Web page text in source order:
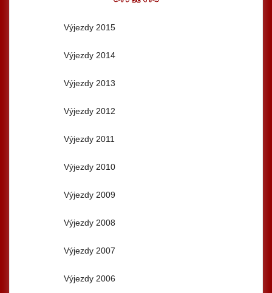
Výjezdy 2015
Výjezdy 2014
Výjezdy 2013
Výjezdy 2012
Výjezdy 2011
Výjezdy 2010
Výjezdy 2009
Výjezdy 2008
Výjezdy 2007
Výjezdy 2006